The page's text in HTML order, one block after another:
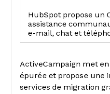
HubSpot propose un
assistance
e-mail, chat et
ActiveCampaign met
épurée et propose une
services de migration